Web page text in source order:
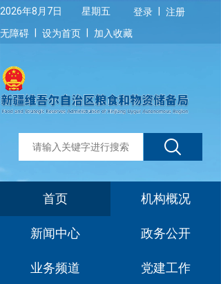
2026年8月7日 星期五 登录
注册
无障碍
设为首页 加入收藏
首页 机构概况
新闻中心 政务公开
业务频道 党建工作